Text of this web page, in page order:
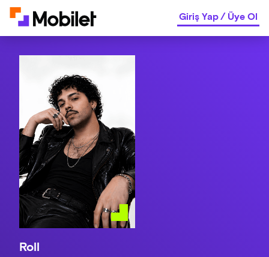
Giriş Yap/Üye Ol
Roll